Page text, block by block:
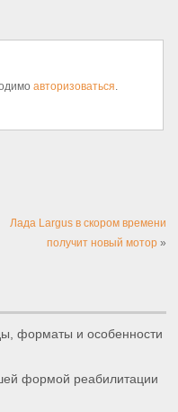
авторизоваться.
Лада Largus в скором времени
получит новый мотор»
форматы и особенности
формой реабилитации